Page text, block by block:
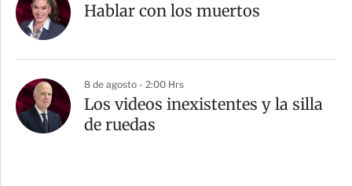
Hablar con los muertos
8 de agosto - 2:00 Hrs
Los videos inexistentes y la silla
de ruedas